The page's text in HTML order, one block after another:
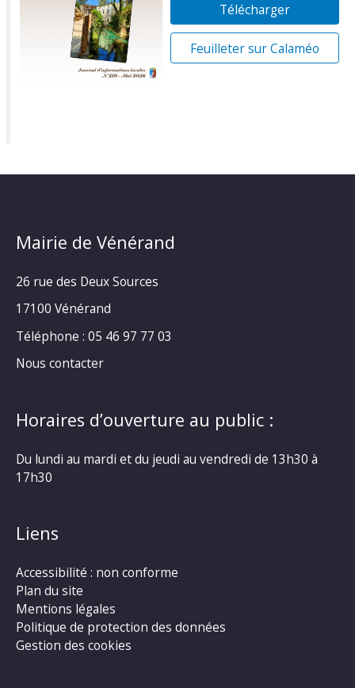
Télécharger
Feuilleter sur Calaméo
Mairie de Vénérand
26 rue des Deux Sources
17100 Vénérand
Téléphone : 05 46 97 77 03
Nous contacter
Horaires d’ouverture au public :
Du lundi au mardi et du jeudi au vendredi de 13h30 à
17h30
Liens
Accessibilité : non conforme
Plan du site
Mentions légales
Politique de protection des données
Gestion des cookies